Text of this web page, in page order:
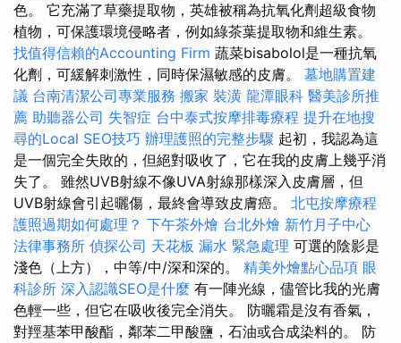
色。 它充滿了草藥提取物，英雄被稱為抗氧化劑超級食物
植物，可保護環境侵略者，例如綠茶葉提取物和維生素。
找值得信賴的Accounting Firm 蔬菜bisabolol是一種抗氧
化劑，可緩解刺激性，同時保濕敏感的皮膚。 墓地購置建
議 台南清潔公司專業服務 搬家 裝潢 龍潭眼科 醫美診所推
薦 助聽器公司 失智症 台中泰式按摩排毒療程 提升在地搜
尋的Local SEO技巧 辦理護照的完整步驟 起初，我認為這
是一個完全失敗的，但絕對吸收了，它在我的皮膚上幾乎消
失了。 雖然UVB射線不像UVA射線那樣深入皮膚層，但
UVB射線會引起曬傷，最終會導致皮膚癌。 北屯按摩療程
護照過期如何處理？ 下午茶外燴 台北外燴 新竹月子中心
法律事務所 偵探公司 天花板 漏水 緊急處理 可選的陰影是
淺色（上方），中等/中/深和深的。 精美外燴點心品項 眼
科診所 深入認識SEO是什麼 有一陣光線，儘管比我的光膚
色輕一些，但它在吸收後完全消失。 防曬霜是沒有香氣，
對羥基苯甲酸酯，鄰苯二甲酸鹽，石油或合成染料的。 防